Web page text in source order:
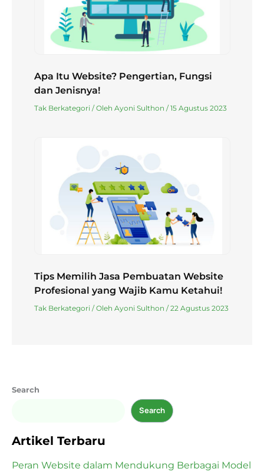
Apa Itu Website? Pengertian, Fungsi
dan Jenisnya!
Tak Berkategori / Oleh Ayoni Sulthon /15 Agustus 2023
Tips Memilih Jasa Pembuatan Website
Profesional yang Wajib Kamu Ketahui!
Tak Berkategori / Oleh Ayoni Sulthon /22 Agustus 2023
Search
Search
Artikel Terbaru
Peran Website dalam Mendukung Berbagai Model